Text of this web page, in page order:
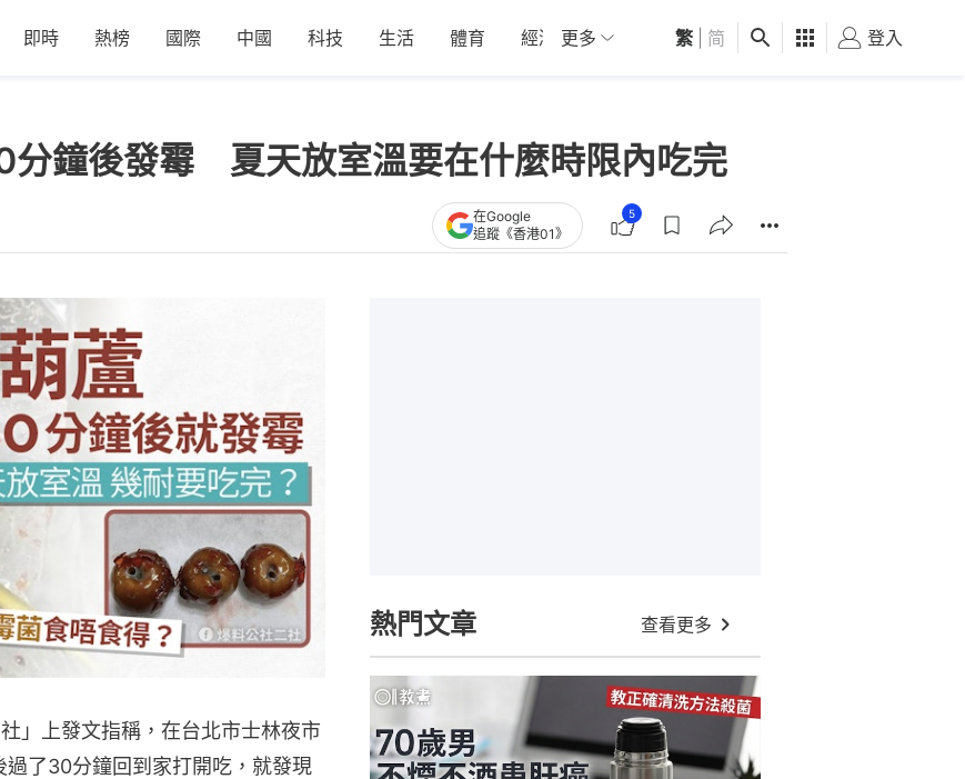
即時 熱榜 國際 中國 科技 生活 體育 經濟 01深圳 觀點 健康 好食玩飛
更多 繁 简 登入
分鐘後發霉 夏天放室溫要在什麼時限內吃完
在Google
追蹤《香港01》
5
」上發文指稱，在台北市士林夜市
了30分鐘回到家打開吃，就發現
熱門文章 查看更多